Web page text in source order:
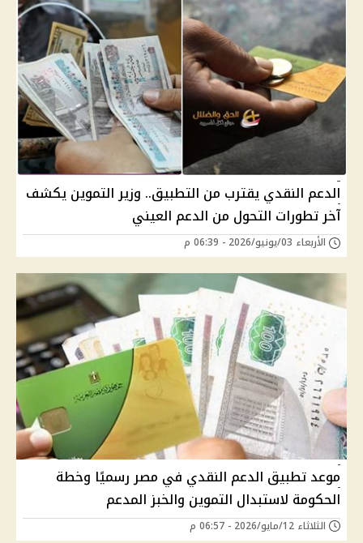
الدعم النقدي يقترب من التطبيق.. وزير التموين يكشف
آخر تطورات التحول من الدعم العيني
الأربعاء 03/يونيو/2026 - 06:39 م
موعد تطبيق الدعم النقدي في مصر رسميًا وخطة
الحكومة لاستبدال التموين والخبز المدعم
الثلاثاء 12/مايو/2026 - 06:57 م